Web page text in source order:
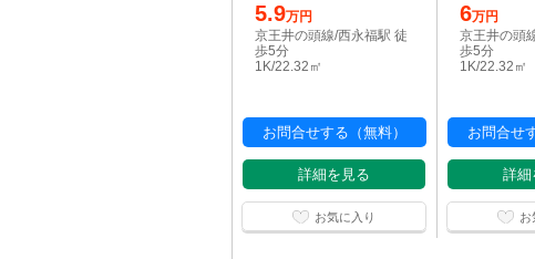
5.9万円
京王井の頭線/西永福駅 徒
歩5分
1K/22.32㎡
お問合せする（無料）
詳細を見る
お気に入り
6万円
京王井の頭
歩5分
1K/22.32㎡
お問合せ
詳細
お